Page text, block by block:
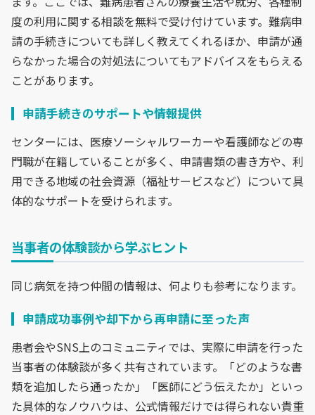
度の利用に関する相談を無料で受け付けています。難病申
請の手続きについても詳しく教えてくれるほか、申請が通
らなかった場合の対処法についてもアドバイスをもらえる
ことがあります。
申請手続きのサポートや情報提供
センターには、医療ソーシャルワーカーや看護師などの専
門職が在籍していることが多く、申請書類の書き方や、利
用できる地域の社会資源（福祉サービスなど）について具
体的なサポートを受けられます。
当事者の体験談から学ぶヒント
同じ病気を持つ仲間の情報は、何よりも参考になります。
申請成功事例や却下から再申請に至った声
患者会やSNS上のコミュニティでは、実際に申請を行った
当事者の体験談が多く共有されています。「どのような書
類を追加したら通ったか」「医師にどう伝えたか」といっ
た具体的なノウハウは、公式情報だけでは得られない貴重